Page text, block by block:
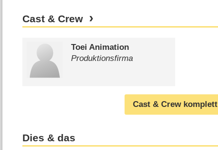
Cast & Crew
Toei Animation
Produktionsfirma
Cast & Crew komplett
Dies & das